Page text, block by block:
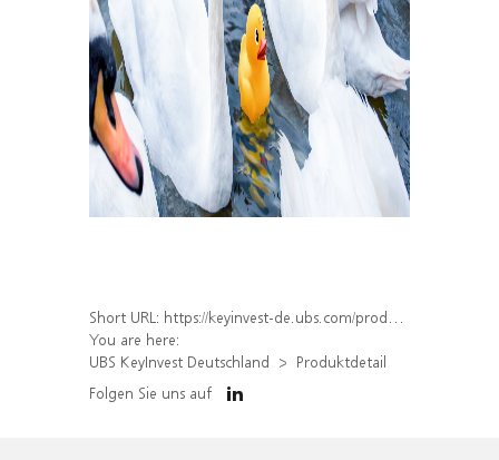
Short URL: https://keyinvest-de.ubs.com/produkt/detail/index/isin/DE000WA1HHJ0
You are here:
UBS KeyInvest Deutschland
Produktdetail
Folgen Sie uns auf